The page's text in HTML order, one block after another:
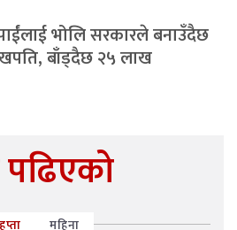
भोलि सरकारले बनाउँदैछ
बाँड्दैछ २५ लाख
हप्ता महिना